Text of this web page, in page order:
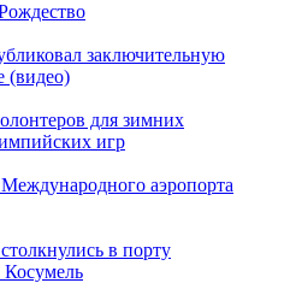
заключительную
(видео)
для зимних
игр
аэропорта
в порту
Косумель